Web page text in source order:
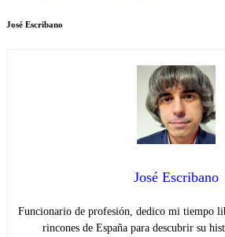
José Escribano
José Escribano
Funcionario de profesión, dedico mi tiempo
rincones de España para descubrir su